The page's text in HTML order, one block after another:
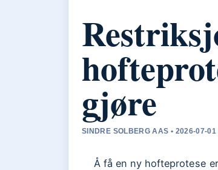
gjøre
SINDRE SOLBERG AAS • 2026-07-
Å få en ny hofteprotese